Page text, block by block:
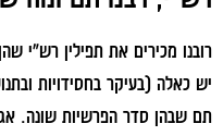
רובנו מכירים את תפילין רש"י
יש כאלה (בעיקר בחסידויות
תם שבהן סדר הפרשיות שונה.